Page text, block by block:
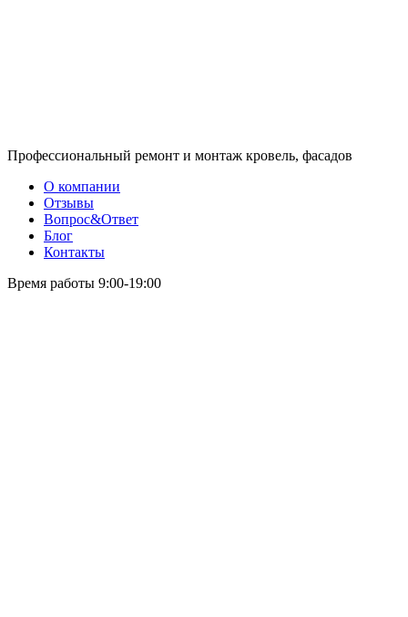
Профессиональный ремонт и монтаж кровель, фасадов
О компании
Отзывы
Вопрос&Ответ
Блог
Контакты
Время работы 9:00-19:00